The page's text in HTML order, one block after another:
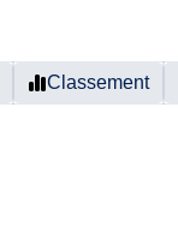
Classement